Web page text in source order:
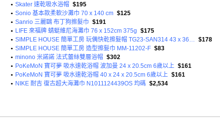
• Skater 速乾吸水浴帽 $195
• Sonio 基本款柔軟沙灘巾 70 x 140 cm $125
• Sanrio 三麗鷗 布丁狗擦髮巾 $191
• LIFE 來福牌 蜻蜓維尼海灘巾 76 x 152cm 375g $175
•
SIMPLE HOUSE 簡單工房 玩偶快乾擦髮帽 TG23-SAN314 43 x 36cm 105g $178
• SIMPLE HOUSE 簡單工房 造型擦髮巾 MM-11202-F $83
• minono 米諾諾 法式蕾絲雙層浴帽 $302
• PoKeMoN 寶可夢 吸水速乾浴帽 波加曼 24 x 20.5cm 6歲以上 $161
• PoKeMoN 寶可夢 吸水速乾浴帽 40 x 24 x 20.5cm 6歲以上 $161
• NIKE 耐吉 復古超大海灘巾 N1011124439OS 均碼 $2,534